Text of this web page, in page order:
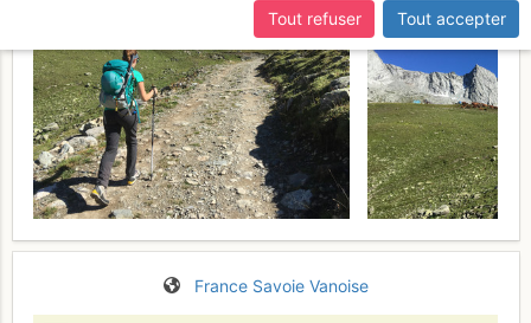
France Savoie Vanoise
Tout refuser
Tout accepter